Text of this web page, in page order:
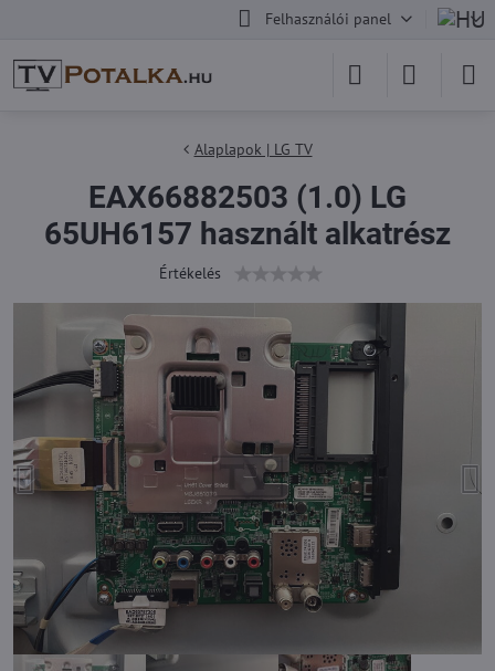
Felhasználói panel
Alaplapok | LG TV
EAX66882503 (1.0) LG
65UH6157 használt alkatrész
Értékelés